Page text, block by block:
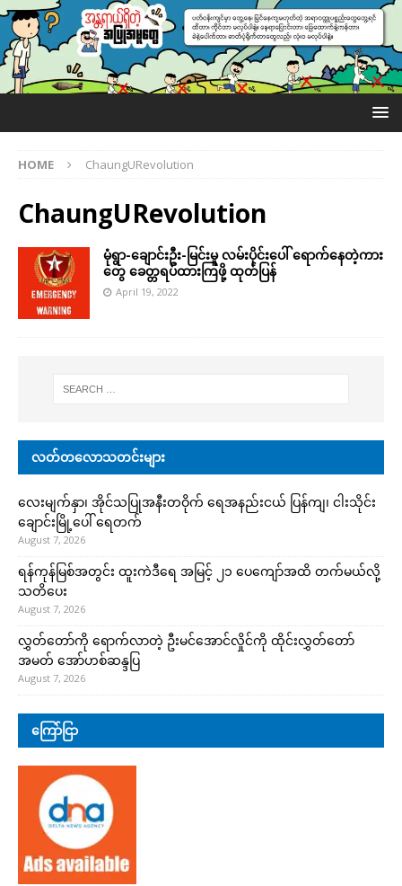
HOME ChaungURevolution
ChaungURevolution
မုံရွာ-ချောင်းဦး-မြင်းမူ လမ်းပိုင်းပေါ် ရောက်နေတဲ့ကား
တွေ ခေတ္တရပ်ထားကြဖို့ ထုတ်ပြန်
April 19, 2022
လတ်တလောသတင်းများ
လေးမျက်နှာ၊ အိုင်သပြုအနီးတဝိုက် ရေအနည်းငယ် ပြန်ကျ၊ ငါးသိုင်း
ချောင်းမြို့ပေါ် ရေတက်
August 7, 2026
ရန်ကုန်မြစ်အတွင်း ထူးကဲဒီရေ အ​မြင့် ၂၁ ပေကျော်အထိ တက်မယ်လို့
သတိပေး
August 7, 2026
လွှတ်တော်ကို ရောက်လာတဲ့ ဦးမင်အောင်လှိုင်ကို ထိုင်းလွှတ်တော်
အမတ် အော်ဟစ်ဆန္ဒပြ
August 7, 2026
ကြော်ငြာ